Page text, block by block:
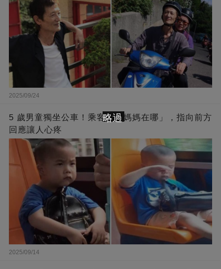
2025/09/24
5 歲男童獨坐公車！乘客問「媽媽在哪」，指向前方
回應讓人心疼
2025/09/14
略過